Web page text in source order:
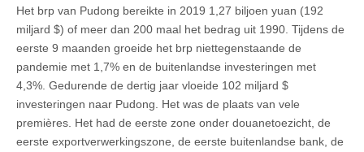
Het brp van Pudong bereikte in 2019 1,27 biljoen yuan (192
miljard $) of meer dan 200 maal het bedrag uit 1990. Tijdens de
eerste 9 maanden groeide het brp niettegenstaande de
pandemie met 1,7% en de buitenlandse investeringen met
4,3%. Gedurende de dertig jaar vloeide 102 miljard $
investeringen naar Pudong. Het was de plaats van vele
premières. Het had de eerste zone onder douanetoezicht, de
eerste exportverwerkingszone, de eerste buitenlandse bank, de